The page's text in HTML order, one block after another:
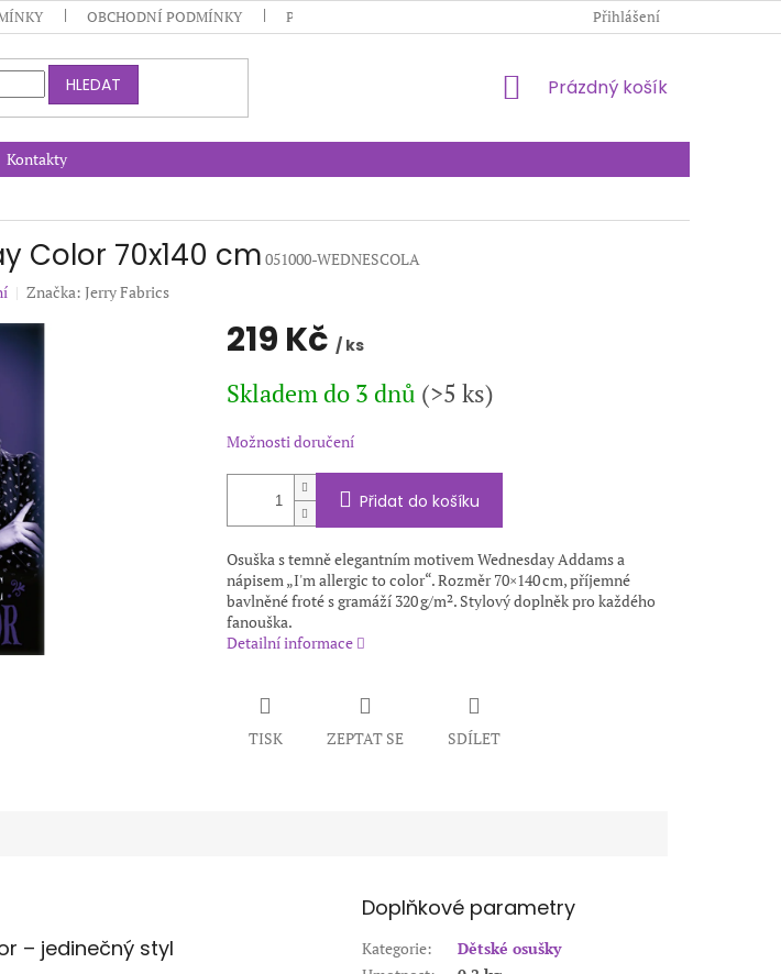
OBCHODNÍ PODMÍNKY PODMÍNKY OCHRANY OSOBNÍCH ÚDAJŮ KONTAKTY
Přihlášení
HLEDAT
NÁKUPNÍ
Prázdný košík
Kontakty
Color 70x140 cm 051000-WEDNESCOLA
Značka: Jerry Fabrics
219 Kč / ks
cena:
Skladem do 3 dnů (>5 ks)
Možnosti doručení
Přidat do košíku
Osuška s temně elegantním motivem Wednesday Addams a
nápisem „I'm allergic to color“. Rozměr 70×140 cm, příjemné
bavlněné froté s gramáží 320 g/m². Stylový doplněk pro každého
fanouška.
Detailní informace
TISK ZEPTAT SE SDÍLET
– jedinečný styl
Doplňkové parametry
Kategorie:
Dětské osušky